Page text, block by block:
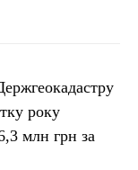
року
млн грн за